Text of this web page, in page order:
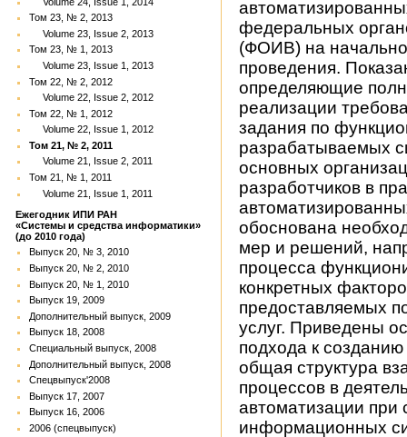
Том 23, № 2, 2013
Volume 23, Issue 2, 2013
Том 23, № 1, 2013
Volume 23, Issue 1, 2013
Том 22, № 2, 2012
Volume 22, Issue 2, 2012
Том 22, № 1, 2012
Volume 22, Issue 1, 2012
Том 21, № 2, 2011
Volume 21, Issue 2, 2011
Том 21, № 1, 2011
Volume 21, Issue 1, 2011
Ежегодник ИПИ РАН
«Системы и средства информатики»
(до 2010 года)
Выпуск 20, № 3, 2010
Выпуск 20, № 2, 2010
Выпуск 20, № 1, 2010
Выпуск 19, 2009
Дополнительный выпуск, 2009
Выпуск 18, 2008
Специальный выпуск, 2008
Дополнительный выпуск, 2008
Спецвыпуск'2008
Выпуск 17, 2007
Выпуск 16, 2006
2006 (спецвыпуск)
федеральных
(ФОИВ) на
проведения.
определяющие
реализации
задания по
разрабатываемых
основных
разработчиков в
обоснована
мер и решений,
процесса
конкретных
предоставляемых
услуг. Приведены
подхода к
общая структура
процессов в
автоматизации при
информационных